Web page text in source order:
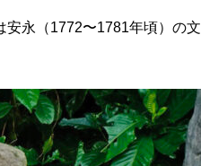
安永（1772〜1781年頃）の文